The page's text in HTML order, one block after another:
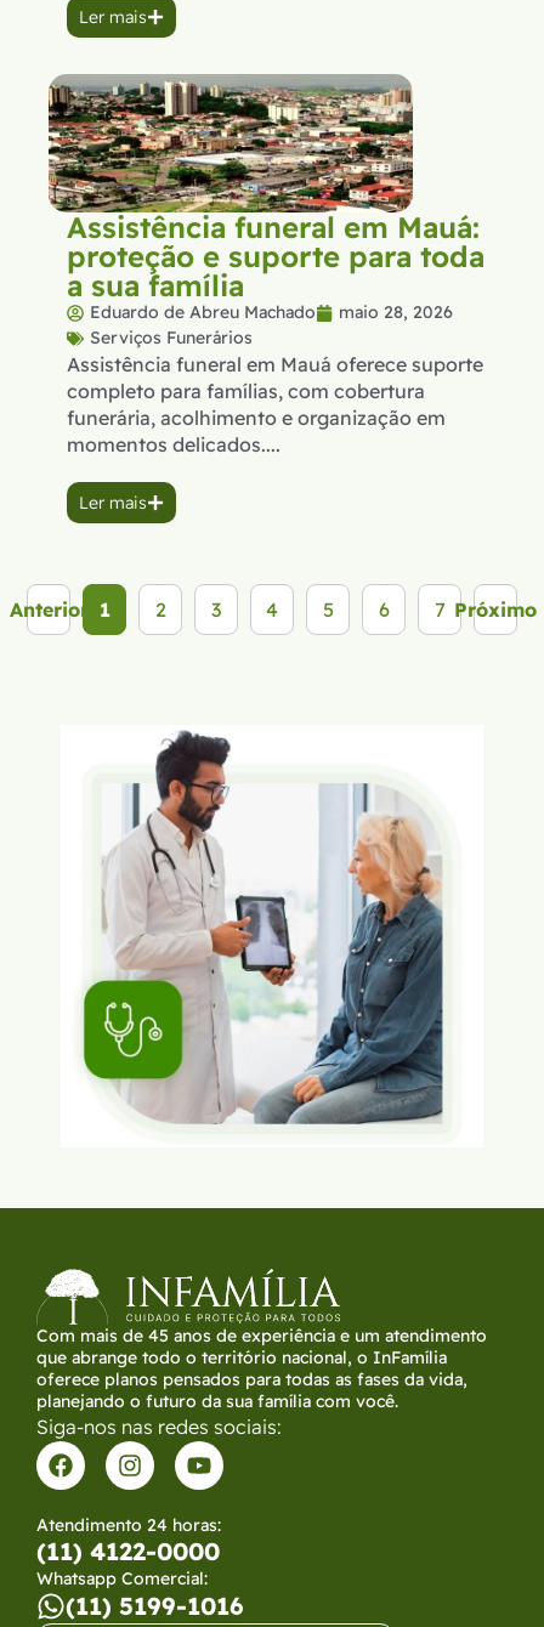
Ler mais
Assistência funeral em Mauá:
proteção e suporte para toda
a sua família
Eduardo de Abreu Machado
maio 28, 2026
Serviços Funerários
Assistência funeral em Mauá oferece suporte
completo para famílias, com cobertura
funerária, acolhimento e organização em
momentos delicados....
Ler mais
Anterior 1 2 3 4 5 6 7 Próximo
Com mais de 45 anos de experiência e um atendimento
que abrange todo o território nacional, o InFamília
oferece planos pensados para todas as fases da vida,
planejando o futuro da sua família com você.
Siga-nos nas redes sociais:
Atendimento 24 horas:
(11) 4122-0000
Whatsapp Comercial:
(11) 5199-1016